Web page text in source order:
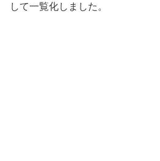
して一覧化しました。